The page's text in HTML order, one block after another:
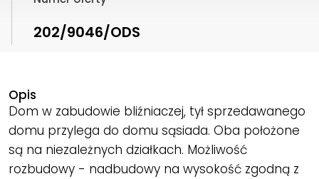
202/9046/ODS
Opis
Dom w zabudowie bliźniaczej, tył sprzedawanego
domu przylega do domu sąsiada. Oba położone
są na niezależnych działkach. Możliwość
rozbudowy - nadbudowy na wysokość zgodną z